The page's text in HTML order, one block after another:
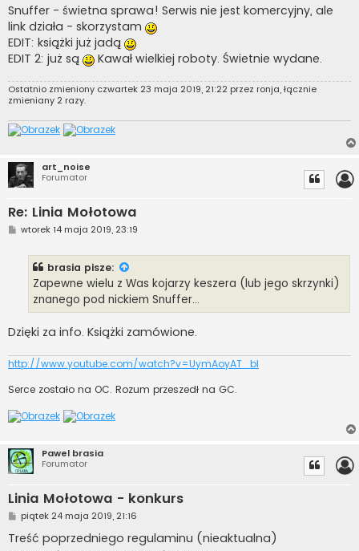
s
t
Snuffer - świetna sprawa! Serwis nie jest komercyjny, ale
link działa - skorzystam
EDIT: książki już jadą
EDIT 2: już są
Kawał wielkiej roboty. Świetnie wydane.
Ostatnio zmieniony czwartek 23 maja 2019, 21:22 przez ronja , łącznie
zmieniany 2 razy.
art_noise
Forumator
Re: Linia Mołotowa
Pwtorek 14 maja 2019, 23:19
brasia pisze:
Zapewne wielu z Was kojarzy keszera (lub jego skrzynki)
znanego pod nickiem Snuffer...
Dzięki za info. Książki zamówione.
http://www.youtube.com/watch?v=UymAoyAT_bI
Serce zostało na OC. Rozum przeszedł na GC.
Pawel brasia
Forumator
Linia Mołotowa - konkurs
P
o
s
piątek 24 maja 2019, 21:16
Treść poprzedniego regulaminu (nieaktualna)